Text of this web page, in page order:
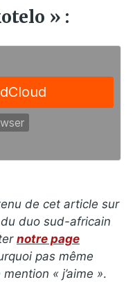
» :
de cet article sur
duo sud-africain
notre page
pas même
« j’aime ».